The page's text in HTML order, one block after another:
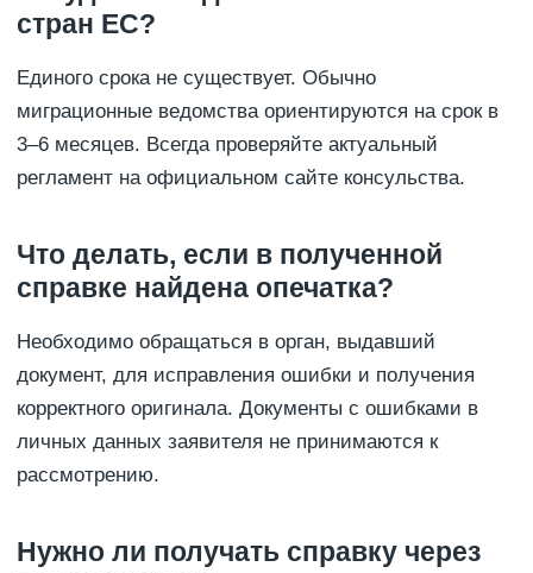
стран ЕС?
Единого срока не существует. Обычно
миграционные ведомства ориентируются на срок в
3–6 месяцев. Всегда проверяйте актуальный
регламент на официальном сайте консульства.
Что делать, если в полученной
справке найдена опечатка?
Необходимо обращаться в орган, выдавший
документ, для исправления ошибки и получения
корректного оригинала. Документы с ошибками в
личных данных заявителя не принимаются к
рассмотрению.
Нужно ли получать справку через